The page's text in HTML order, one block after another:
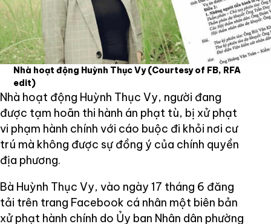
Nhà hoạt động Huỳnh Thục Vy(Courtesy of FB, RFA
edit)
Nhà hoạt động Huỳnh Thục Vy, người đang
được tạm hoãn thi hành án phạt tù, bị xử phạt
vi phạm hành chính với cáo buộc đi khỏi nơi cư
trú mà không được sự đồng ý của chính quyền
địa phương.
Bà Huỳnh Thục Vy, vào ngày 17 tháng 6 đăng
tải trên trang Facebook cá nhân một biên bản
xử phạt hành chính do Ủy ban Nhân dân phường